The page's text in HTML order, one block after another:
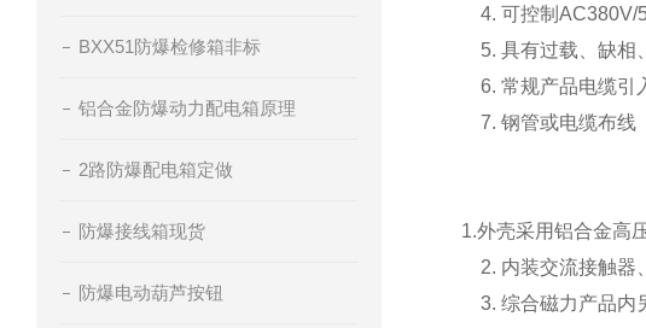
BXX51防爆检修箱非标
铝合金防爆动力配电箱原理
2路防爆配电箱定做
防爆接线箱现货
防爆电动葫芦按钮
4. 可控制AC380V/
5. 具有过载、缺相
6. 常规产品电缆引
7. 钢管或电缆布线
1.外壳采用铝合金高
2. 内装交流接触器
3. 综合磁力产品内